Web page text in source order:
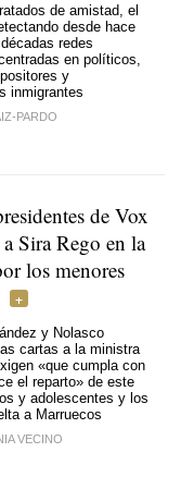
de amistad, el
desde hace
redes
en políticos,
y
inmigrantes
PARDO
de Vox
Sira Rego en la
los menores
y Nolasco
cartas a la ministra
«que cumpla con
el reparto» de este
y adolescentes y los
a Marruecos
VECINO